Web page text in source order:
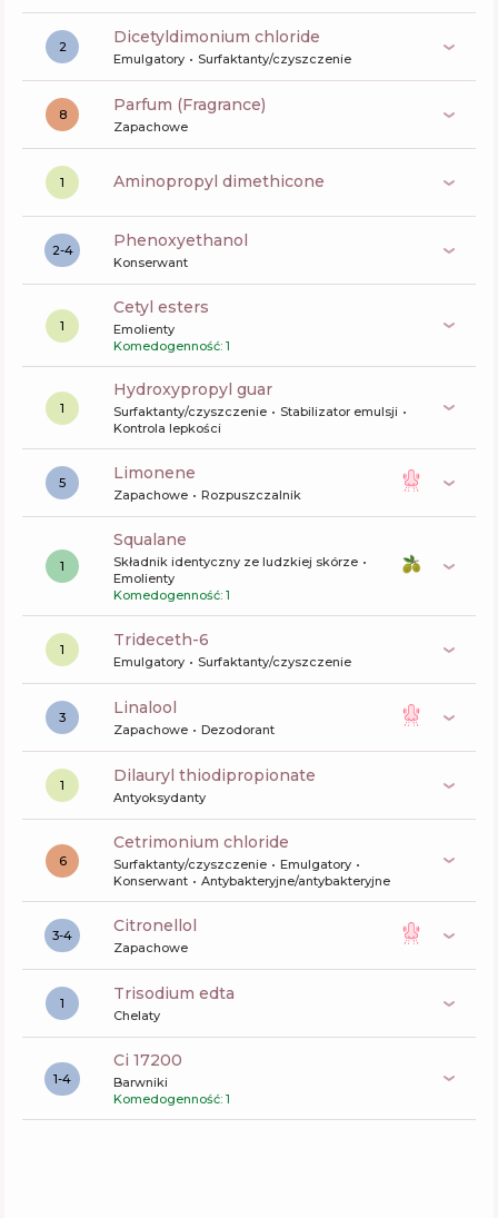
2 dicetyldimonium chloride
Emulgatory Surfaktanty/czyszczenie
8 Parfum (Fragrance)
Zapachowe
1 aminopropyl dimethicone
2-4 phenoxyethanol
Konserwant
1
cetyl esters
Emolienty
Komedogenność: 1
1
hydroxypropyl guar
Surfaktanty/czyszczenie
Stabilizator emulsji
Kontrola lepkości
5 limonene
Zapachowe Rozpuszczalnik
1
squalane
Składnik identyczny ze ludzkiej skórze
Emolienty
Komedogenność: 1
1 trideceth-6
Emulgatory Surfaktanty/czyszczenie
3 linalool
Zapachowe Dezodorant
1 dilauryl thiodipropionate
Antyoksydanty
6
cetrimonium chloride
Surfaktanty/czyszczenie
Emulgatory
Konserwant
Antybakteryjne/antybakteryjne
3-4 citronellol
Zapachowe
1 trisodium edta
Chelaty
1-4
ci 17200
Barwniki
Komedogenność: 1